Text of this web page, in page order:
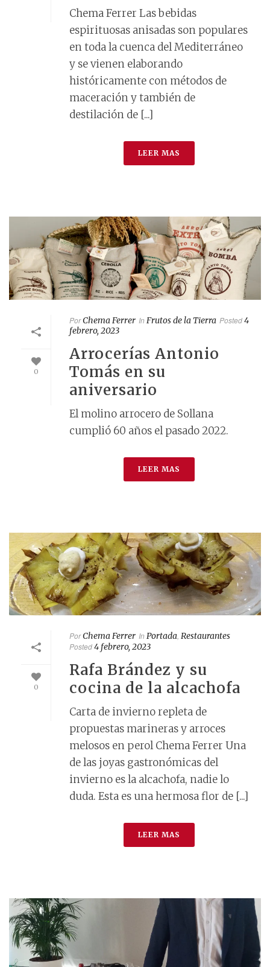
Chema Ferrer Las bebidas
espirituosas anisadas son populares
en toda la cuenca del Mediterráneo
y se vienen elaborando
históricamente con métodos de
maceración y también de
destilación de [...]
LEER MAS
0
PorChema Ferrer In Frutos de la Tierra Posted4
febrero, 2023
Arrocerías Antonio
Tomás en su
aniversario
El molino arrocero de Sollana
cumplió 60 años el pasado 2022.
LEER MAS
0
PorChema Ferrer In Portada Restaurantes
Posted4 febrero, 2023
Rafa Brández y su
cocina de la alcachofa
Carta de invierno repleta de
propuestas marineras y arroces
melosos en perol Chema Ferrer Una
de las joyas gastronómicas del
invierno es la alcachofa, nadie lo
duda. Esta es una hermosa flor de [...]
LEER MAS